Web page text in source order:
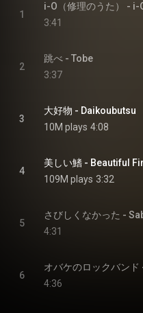
1
i-O（修理のうた） - i-
3:41
2
跳べ - Tobe
3:37
3
大好物 - Daikoubutsu
10M plays 4:08
4
美しい鰭 - Beautiful
109M plays 3:32
5
さびしくなかった -
4:31
6
オバケのロックバン
4:36